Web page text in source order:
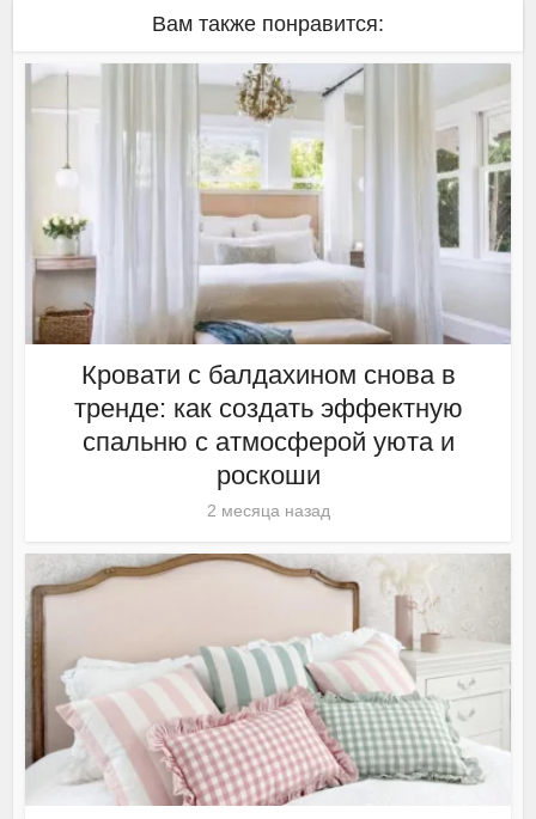
Вам также понравится:
Кровати с балдахином снова в
тренде: как создать эффектную
спальню с атмосферой уюта и
роскоши
2 месяца назад